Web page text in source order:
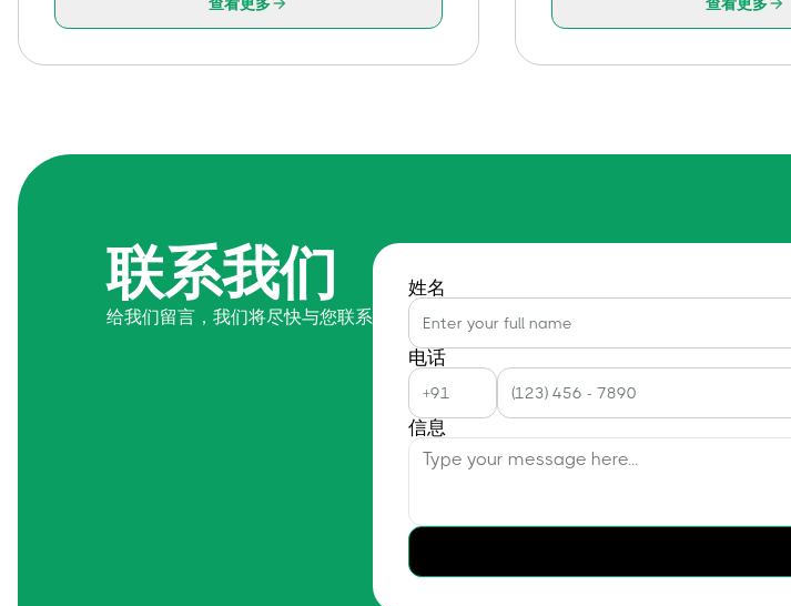
联系我们
给我们留言，我们将尽快与您联系
姓名
电话
信息